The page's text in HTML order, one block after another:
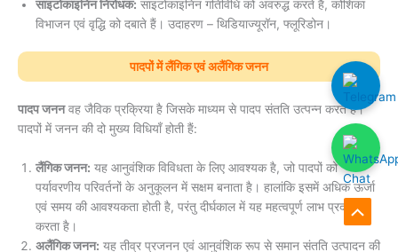
साइटोकाइनिन निरोधक: साइटोकाइनिन गतिविधि को अवरुद्ध करते हैं, कोशिका
विभाजन एवं वृद्धि को दबाते हैं। उदाहरण – थिडियाज्यूरॉन, फ्लूरिडोन।
पादपों में लैंगिक एवं अलैंगिक जनन
पादप जननवह जैविक प्रक्रिया है जिसके माध्यम से पादप संतति उत्पन्न करते हैं।
पादपों में जनन की दो मुख्य विधियाँ होती हैं:
लैंगिक जनन: यह आनुवंशिक विविधता के लिए आवश्यक है, जो पादपों को
पर्यावरणीय परिवर्तनों के अनुकूलन में सक्षम बनाता है। हालांकि इसमें अधिक ऊर्जा
एवं समय की आवश्यकता होती है, परंतु दीर्घकाल में यह महत्वपूर्ण लाभ प्रदान
करता है।
अलैंगिक जनन: यह तीव्र प्रजनन एवं आनुवंशिक रूप से समान संतति उत्पादन की
Scroll